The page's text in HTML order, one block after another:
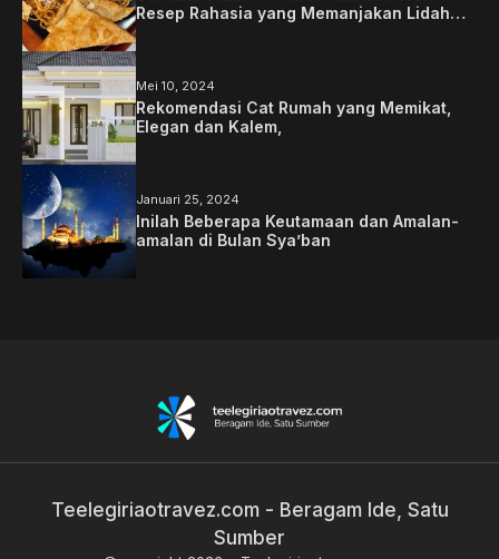
Resep Rahasia yang Memanjakan Lidah
Mei 10, 2024
Rekomendasi Cat Rumah yang Memikat,
Elegan dan Kalem,
Januari 25, 2024
Inilah Beberapa Keutamaan dan Amalan-
amalan di Bulan Sya’ban
Teelegiriaotravez.com - Beragam Ide, Satu
Sumber